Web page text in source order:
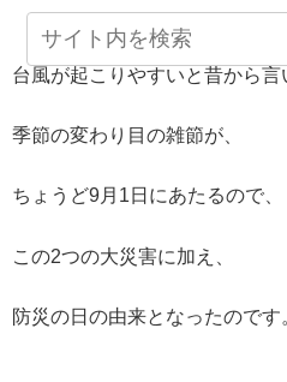
台風が起こりやすいと昔から言
季節の変わり目の雑節が、
ちょうど9月1日にあたるので、
この2つの大災害に加え、
防災の日の由来となったのです